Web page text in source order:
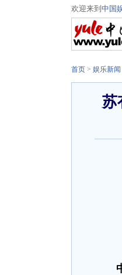
欢迎来到 中国
首页 > 娱乐新闻
苏